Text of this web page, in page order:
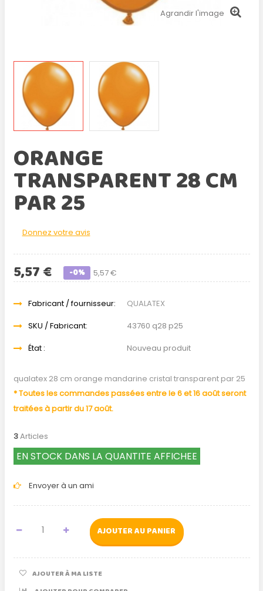
Agrandir l'image
ORANGE
TRANSPARENT 28 CM
PAR 25
Donnez votre avis
5,57 €
5,57 € -0%
Fabricant / fournisseur:
QUALATEX
SKU / Fabricant:
43760 q28 p25
État :
Nouveau produit
qualatex 28 cm orange mandarine cristal transparent par 25
* Toutes les commandes passées entre le 6 et 16 août seront
traitées à partir du 17 août.
3Articles
EN STOCK DANS LA QUANTITE AFFICHEE
Envoyer à un ami
AJOUTER AU PANIER
AJOUTER À MA LISTE